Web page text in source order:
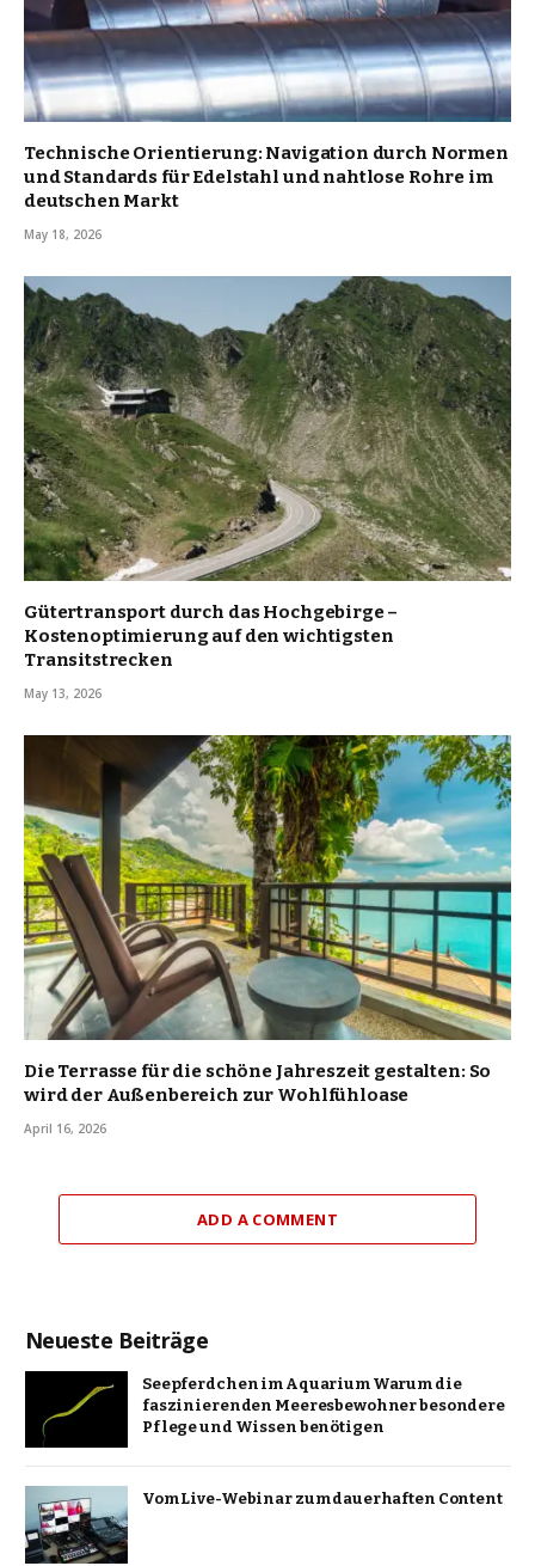
Technische Orientierung: Navigation durch Normen
und Standards für Edelstahl und nahtlose Rohre im
deutschen Markt
May 18, 2026
Gütertransport durch das Hochgebirge –
Kostenoptimierung auf den wichtigsten
Transitstrecken
May 13, 2026
Die Terrasse für die schöne Jahreszeit gestalten: So
wird der Außenbereich zur Wohlfühloase
April 16, 2026
ADD A COMMENT
Neueste Beiträge
Seepferdchen im Aquarium Warum die
faszinierenden Meeresbewohner besondere
Pflege und Wissen benötigen
Vom Live-Webinar zum dauerhaften Content